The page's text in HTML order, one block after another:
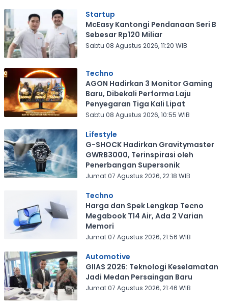
Startup
McEasy Kantongi Pendanaan Seri B
Sebesar Rp120 Miliar
Sabtu 08 Agustus 2026, 11:20 WIB
Techno
AGON Hadirkan 3 Monitor Gaming
Baru, Dibekali Performa Laju
Penyegaran Tiga Kali Lipat
Sabtu 08 Agustus 2026, 10:55 WIB
Lifestyle
G-SHOCK Hadirkan Gravitymaster
GWRB3000, Terinspirasi oleh
Penerbangan Supersonik
Jumat 07 Agustus 2026, 22:18 WIB
Techno
Harga dan Spek Lengkap Tecno
Megabook T14 Air, Ada 2 Varian
Memori
Jumat 07 Agustus 2026, 21:56 WIB
Automotive
GIIAS 2026: Teknologi Keselamatan
Jadi Medan Persaingan Baru
Jumat 07 Agustus 2026, 21:46 WIB